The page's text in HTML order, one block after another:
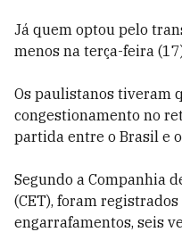
Já quem optou pelo
menos na terça-feira
Os paulistanos tiveram
congestionamento no
partida entre o Brasil e
Segundo a Companhia
(CET), foram
engarrafamentos, seis